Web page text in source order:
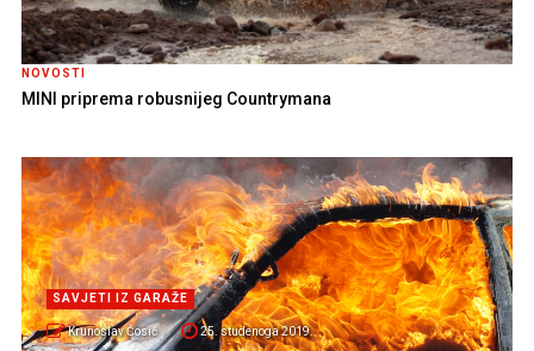
NOVOSTI
MINI priprema robusnijeg Countrymana
SAVJETI IZ GARAŽE
Krunoslav Ćosić 25. studenoga 2019.